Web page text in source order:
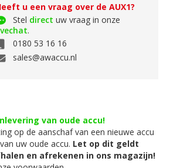
u een vraag over de AUX1?
Stel direct uw vraag in onze
.
0180 53 16 16
sales@awaccu.nl
van oude accu!
op de aanschaf van een nieuwe accu
uw oude accu. Let op dit geldt
en afrekenen in ons magazijn!